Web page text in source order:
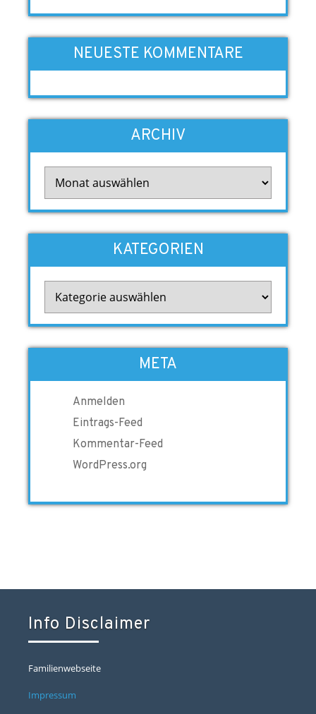
NEUESTE KOMMENTARE
ARCHIV
KATEGORIEN
META
Anmelden
Eintrags-Feed
Kommentar-Feed
WordPress.org
Info Disclaimer
Familienwebseite
Impressum